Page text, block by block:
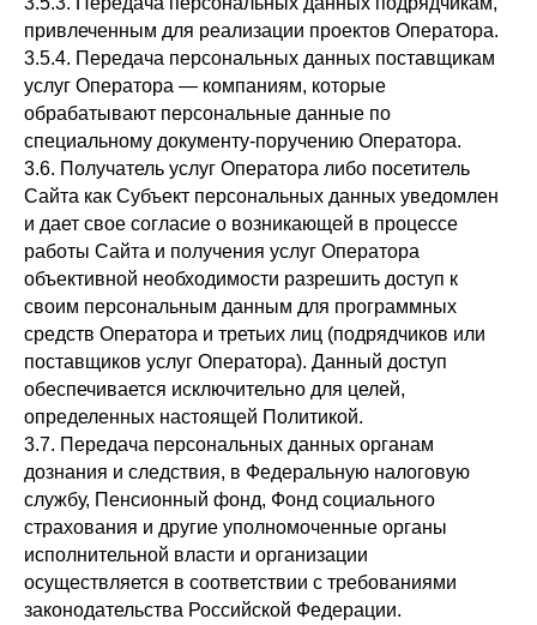
привлеченным для реализации проектов Оператора.
3.5.4. Передача персональных данных поставщикам
услуг Оператора — компаниям, которые
обрабатывают персональные данные по
специальному документу-поручению Оператора.
3.6. Получатель услуг Оператора либо посетитель
Сайта как Субъект персональных данных уведомлен
и дает свое согласие о возникающей в процессе
работы Сайта и получения услуг Оператора
объективной необходимости разрешить доступ к
своим персональным данным для программных
средств Оператора и третьих лиц (подрядчиков или
поставщиков услуг Оператора). Данный доступ
обеспечивается исключительно для целей,
определенных настоящей Политикой.
3.7. Передача персональных данных органам
дознания и следствия, в Федеральную налоговую
службу, Пенсионный фонд, Фонд социального
страхования и другие уполномоченные органы
исполнительной власти и организации
осуществляется в соответствии с требованиями
законодательства Российской Федерации.